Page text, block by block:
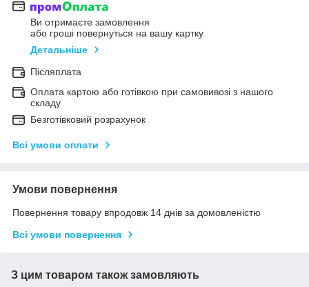
Ви отримаєте замовлення
або гроші повернуться на вашу картку
Детальніше
Післяплата
Оплата картою або готівкою при самовивозі з нашого
складу
Безготівковий розрахунок
Всі умови оплати
Умови повернення
Повернення товару впродовж 14 днів за домовленістю
Всі умови повернення
З цим товаром також замовляють